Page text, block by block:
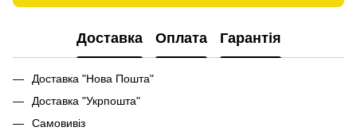
Доставка Оплата Гарантія
Доставка "Нова Пошта"
Доставка "Укрпошта"
Самовивіз